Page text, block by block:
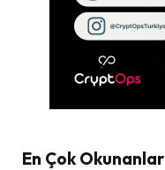
En Çok Okunanlar